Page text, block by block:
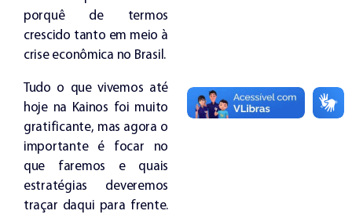
porquê de termos
crescido tanto em meio à
crise econômica no Brasil.
Tudo o que vivemos até
hoje na Kainos foi muito
gratificante, mas agora o
importante é focar no
que faremos e quais
estratégias deveremos
traçar daqui para frente.